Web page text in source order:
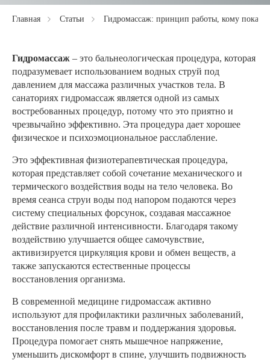
Главная Статьи Гидромассаж: принцип работы, кому
Гидромассаж – это бальнеологическая процедура, которая
подразумевает использованием водных струй под
давлением для массажа различных участков тела. В
санаториях гидромассаж является одной из самых
востребованных процедур, потому что это приятно и
чрезвычайно эффективно. Эта процедура дает хорошее
физическое и психоэмоциональное расслабление.
Это эффективная физиотерапевтическая процедура,
которая представляет собой сочетание механического и
термического воздействия воды на тело человека. Во
время сеанса струи воды под напором подаются через
систему специальных форсунок, создавая массажное
действие различной интенсивности. Благодаря такому
воздействию улучшается общее самочувствие,
активизируется циркуляция крови и обмен веществ, а
также запускаются естественные процессы
восстановления организма.
В современной медицине гидромассаж активно
используют для профилактики различных заболеваний,
восстановления после травм и поддержания здоровья.
Процедура помогает снять мышечное напряжение,
уменьшить дискомфорт в спине, улучшить подвижность